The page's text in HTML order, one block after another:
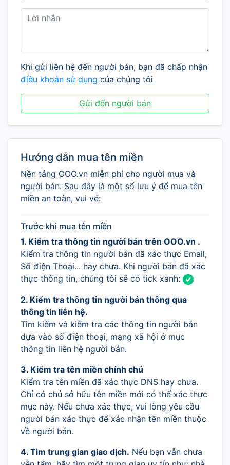
Khi gửi liên hệ đến người bán, bạn đã chấp nhận
điều khoản sử dụng của chúng tôi
Gửi đến người bán
Hướng dẫn mua tên miền
Nền tảng OOO.vn miễn phí cho người mua và
người bán. Sau đây là một số lưu ý để mua tên
miền an toàn, vui vẻ:
Trước khi mua tên miền
1. Kiểm tra thông tin người bán trên OOO.vn .
Kiểm tra thông tin người bán đã xác thực Email,
Số điện Thoại... hay chưa. Khi người bán đã xác
thực thông tin, chúng tôi sẽ có tick xanh:
2. Kiểm tra thông tin người bán thông qua
thông tin liên hệ.
Tìm kiếm và kiểm tra các thông tin người bán
dựa vào số điện thoại, mạng xã hội ở mục
thông tin liên hệ người bán.
3. Kiểm tra tên miền chính chủ
Kiểm tra tên miền đã xác thực DNS hay chưa.
Chỉ có chủ sở hữu tên miền mới có thể xác thực
mục này. Nếu chưa xác thực, vui lòng yêu cầu
người bán xác thực để xác nhận tên miền thuộc
về người bán.
4. Tìm trung gian giao dịch. Nếu bạn vẫn chưa